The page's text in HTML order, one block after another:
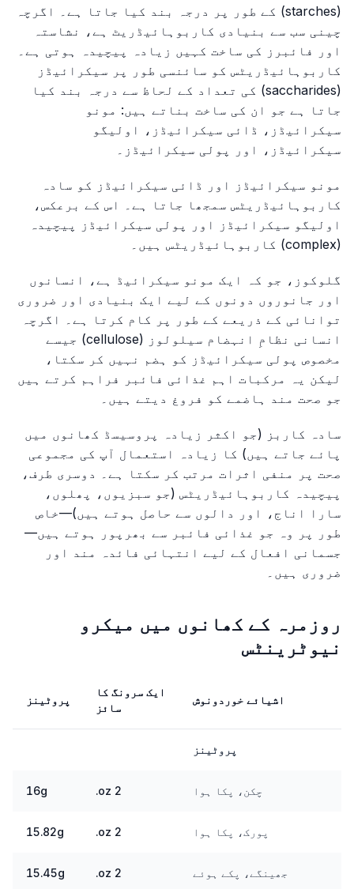
(starches) کے طور پر درجہ بند کیا جاتا ہے۔ اگرچہ
چینی سب سے بنیادی کاربوہائیڈریٹ ہے، نشاستہ
اور فائبرز کی ساخت کہیں زیادہ پیچیدہ ہوتی ہے۔
کاربوہائیڈریٹس کو سائنسی طور پر سیکرائیڈز
(saccharides) کی تعداد کے لحاظ سے درجہ بند کیا
جاتا ہے جو ان کی ساخت بناتے ہیں: مونو
سیکرائیڈز، ڈائی سیکرائیڈز، اولیگو
سیکرائیڈز، اور پولی سیکرائیڈز۔
مونو سیکرائیڈز اور ڈائی سیکرائیڈز کو سادہ
کاربوہائیڈریٹس سمجھا جاتا ہے۔ اس کے برعکس،
اولیگو سیکرائیڈز اور پولی سیکرائیڈز پیچیدہ
(complex) کاربوہائیڈریٹس ہیں۔
گلوکوز، جو کہ ایک مونو سیکرائیڈ ہے، انسانوں
اور جانوروں دونوں کے لیے ایک بنیادی اور ضروری
توانائی کے ذریعے کے طور پر کام کرتا ہے۔ اگرچہ
انسانی نظامِ انہضام سیلولوز (cellulose) جیسے
مخصوص پولی سیکرائیڈز کو ہضم نہیں کر سکتا،
لیکن یہ مرکبات اہم غذائی فائبر فراہم کرتے ہیں
جو صحت مند ہاضمے کو فروغ دیتے ہیں۔
سادہ کاربز (جو اکثر زیادہ پروسیسڈ کھانوں میں
پائے جاتے ہیں) کا زیادہ استعمال آپ کی مجموعی
صحت پر منفی اثرات مرتب کر سکتا ہے۔ دوسری طرف،
پیچیدہ کاربوہائیڈریٹس (جو سبزیوں، پھلوں،
سارا اناج، اور دالوں سے حاصل ہوتے ہیں)—خاص
طور پر وہ جو غذائی فائبر سے بھرپور ہوتے ہیں—
جسمانی افعال کے لیے انتہائی فائدہ مند اور
ضروری ہیں۔
روزمرہ کے کھانوں میں میکرو
نیوٹرینٹس
اشیائے خوردونوش
ایک سرونگ کا
سائز
پروٹینز
پروٹینز
چکن، پکا ہوا 2 oz.
16g
پورک، پکا ہوا 2 oz.
15.82g
جھینگے، پکے ہوئے 2 oz.
15.45g